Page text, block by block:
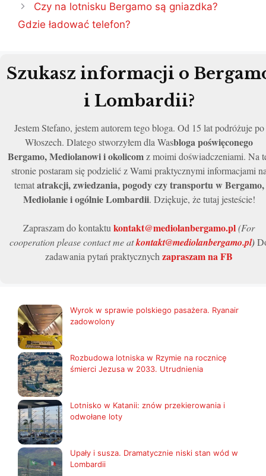
Czy na lotnisku Bergamo są gniazdka?
Gdzie ładować telefon?
Szukasz informacji o
i Lombardii?
Jestem Stefano, jestem autorem tego bloga. Od 15 lat podróżuje po
Włoszech. Dlatego stworzyłem dla Wasbloga poświęconego
Bergamo, Mediolanowi i okolicomz moimi doświadczeniami. Na
stronie postaram się podzielić z Wami praktycznymi informacjami
tematatrakcji, zwiedzania, pogody czy transportu w Bergamo,
Mediolanie i ogólnie Lombardii. Dziękuje, że tutaj jesteście!
Zapraszam do kontaktukontakt@mediolanbergamo.pl(For
cooperation please contact me atkontakt@mediolanbergamo.pl)
zadawania pytań praktycznychzapraszam na FB
Wyrok w sprawie polskiego pasażera. Ryanair
zadowolony
Rozbudowa lotniska w Rzymie na rocznicę
śmierci Jezusa w 2033. Utrudnienia
Lotnisko w Katanii: znów przekierowania i
odwołane loty
Upały i susza. Dramatycznie niski stan wód w
Lombardii